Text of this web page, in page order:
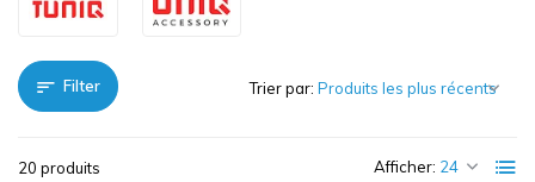
Filter
20 produits Afficher:
Trier par: